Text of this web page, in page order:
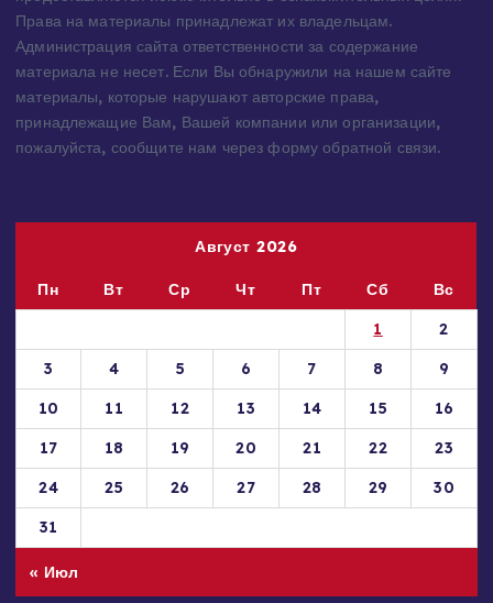
интернете или присланы посетителями сайта и
предоставляются исключительно в ознакомительных целях.
Права на материалы принадлежат их владельцам.
материала не несет. Если Вы обнаружили на нашем сайте
материалы, которые нарушают авторские права,
Август 2026
Сб
Вс
1
2
3
4 5 6 7 8
9
10
11 12 13 14 15
16
17
18 19 20 21 22
23
24
31